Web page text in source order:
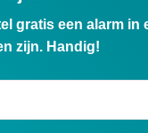
gratis een alarm in
zijn. Handig!